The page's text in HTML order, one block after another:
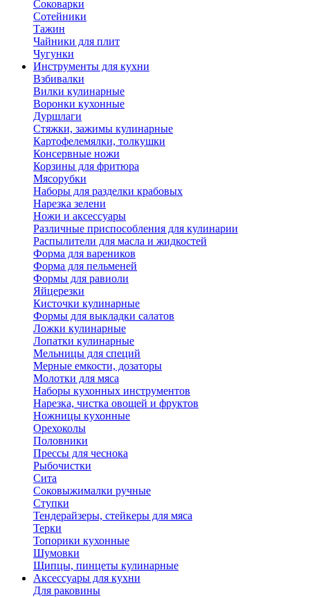
Соковарки
Сотейники
Тажин
Чайники для плит
Чугунки
Инструменты для кухни
Взбивалки
Вилки кулинарные
Воронки кухонные
Дуршлаги
Стяжки, зажимы кулинарные
Картофелемялки, толкушки
Консервные ножи
Корзины для фритюра
Мясорубки
Наборы для разделки крабовых
Нарезка зелени
Ножи и аксессуары
Различные приспособления для кулинарии
Распылители для масла и жидкостей
Форма для вареников
Форма для пельменей
Формы для равиоли
Яйцерезки
Кисточки кулинарные
Формы для выкладки салатов
Ложки кулинарные
Лопатки кулинарные
Мельницы для специй
Мерные емкости, дозаторы
Молотки для мяса
Наборы кухонных инструментов
Нарезка, чистка овощей и фруктов
Ножницы кухонные
Орехоколы
Половники
Прессы для чеснока
Рыбочистки
Сита
Соковыжималки ручные
Ступки
Тендерайзеры, стейкеры для мяса
Терки
Топорики кухонные
Шумовки
Щипцы, пинцеты кулинарные
Аксессуары для кухни
Для раковины